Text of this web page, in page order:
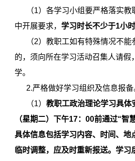
（1）各学习小组要严格落实
中开展要求， 学习时长不少于1小
（2）教职工如有特殊情况不
的，须向所在学习活动召集人请假
学。
2.严格做好学习组织及信息报备
（1）教职工政治理论学习具体
（星期二）下午17：00前通过“智
具体信息包括学习内容、时间、地
临时调整，应及时重新报送。学习